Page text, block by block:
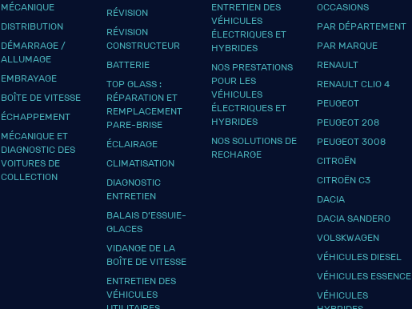
MÉCANIQUE
DISTRIBUTION
DÉMARRAGE /
ALLUMAGE
EMBRAYAGE
BOÎTE DE VITESSE
ÉCHAPPEMENT
MÉCANIQUE ET
DIAGNOSTIC DES
VOITURES DE
COLLECTION
RÉVISION
RÉVISION
CONSTRUCTEUR
BATTERIE
TOP GLASS :
RÉPARATION ET
REMPLACEMENT
PARE-BRISE
ÉCLAIRAGE
CLIMATISATION
DIAGNOSTIC
ENTRETIEN
BALAIS D’ESSUIE-
GLACES
VIDANGE DE LA
BOÎTE DE VITESSE
ENTRETIEN DES
VÉHICULES
ENTRETIEN DES
VÉHICULES
ÉLECTRIQUES ET
HYBRIDES
NOS PRESTATIONS
POUR LES
VÉHICULES
ÉLECTRIQUES ET
HYBRIDES
NOS SOLUTIONS DE
RECHARGE
OCCASIONS
PAR DÉPARTEMENT
PAR MARQUE
RENAULT
RENAULT CLIO 4
PEUGEOT
PEUGEOT 208
PEUGEOT 3008
CITROËN
CITROËN C3
DACIA
DACIA SANDERO
VOLSKWAGEN
VÉHICULES DIESEL
VÉHICULES ESSENCE
VÉHICULES